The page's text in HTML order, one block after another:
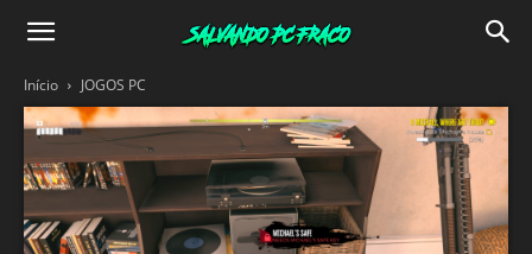
Salvando
Fraco
Início JOGOS PC